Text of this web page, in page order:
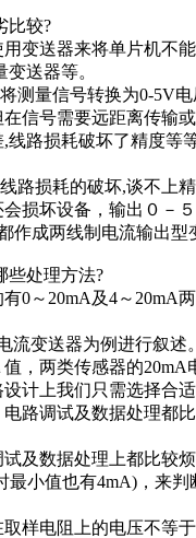
比较?
变送器来将单片机不
送器等。
测量信号转换为0-5V
信号需要远距离传输
路损耗破坏了精度
路损耗的破坏,谈不上
损坏设备，输出０－
作成两线制电流输出
些处理方法?
0～20mA及4～20mA
变送器为例进行叙述
，两类传感器的
计上我们只需选择合
路调试及数据处理都
及数据处理上都比较
小值也有4mA)，来
样电阻上的电压不等